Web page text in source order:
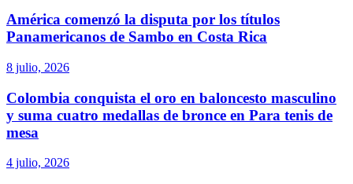
América comenzó la disputa por los títulos
Panamericanos de Sambo en Costa Rica
8 julio, 2026
Colombia conquista el oro en baloncesto masculino
y suma cuatro medallas de bronce en Para tenis de
mesa
4 julio, 2026